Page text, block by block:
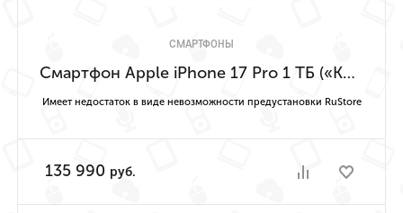
СМАРТФОНЫ
Смартфон Apple iPhone 17 Pro 1 ТБ («Космический оранжевый» | Cosmic Orange) Имеет недостаток в виде невозможности предустановки RuStore
Имеет недостаток в виде невозможности предустановки RuStore
135 990 руб.